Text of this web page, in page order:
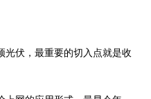
伏，最重要的切入点就是收